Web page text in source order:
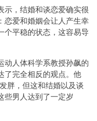
，结婚和谈恋爱确实很
恋爱和婚姻会让人产生幸
个平稳的状态，这容易导
人体科学系教授孙飙的
了完全相反的观点。他
胖，但这和结婚以及谈
些男人达到了一定岁